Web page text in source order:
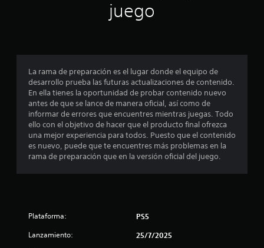
r
o
m
e
d
i
o
juego
La rama de preparación es el lugar donde el equipo de
desarrollo prueba las futuras actualizaciones de contenido.
En ella tienes la oportunidad de probar contenido nuevo
antes de que se lance de manera oficial, así como de
informar de errores que encuentres mientras juegas. Todo
ello con el objetivo de hacer que el producto final ofrezca
una mejor experiencia para todos. Puesto que el contenido
es nuevo, puede que te encuentres más problemas en la
rama de preparación que en la versión oficial del juego.
Plataforma: PS5
Lanzamiento: 25/7/2025